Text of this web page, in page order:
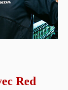
Red